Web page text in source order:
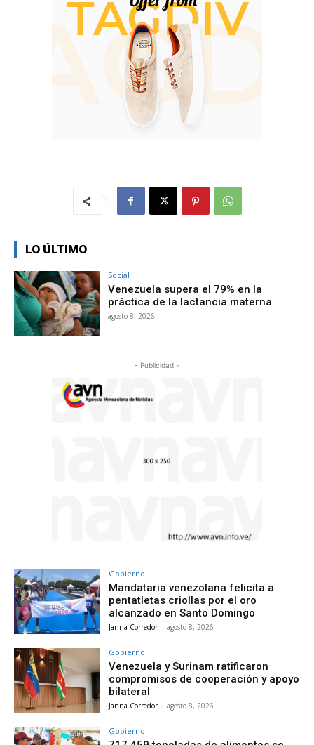
LO ÚLTIMO
Social
Venezuela supera el 79% en la
práctica de la lactancia materna
agosto 8, 2026
- Publicidad -
Gobierno
Mandataria venezolana felicita a
pentatletas criollas por el oro
alcanzado en Santo Domingo
Janna Corredor - agosto 8, 2026
Gobierno
Venezuela y Surinam ratificaron
compromisos de cooperación y apoyo
bilateral
Janna Corredor - agosto 8, 2026
Gobierno